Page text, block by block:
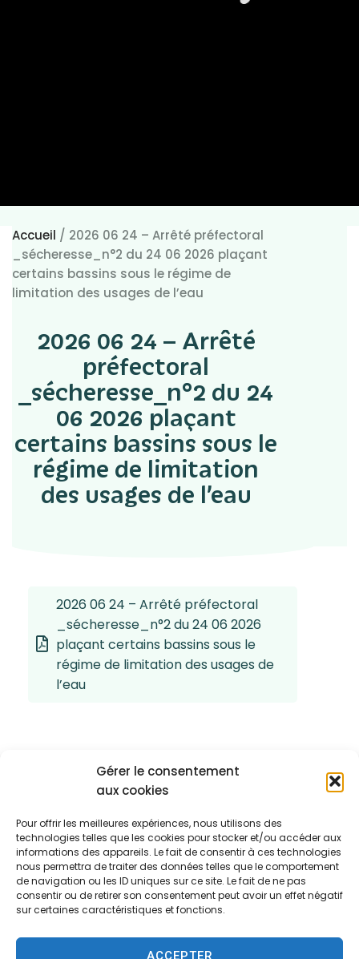
Gérer le consentement
aux cookies
Pour offrir les meilleures expériences, nous utilisons des
technologies telles que les cookies pour stocker et/ou accéder aux
informations des appareils. Le fait de consentir à ces technologies
nous permettra de traiter des données telles que le comportement
de navigation ou les ID uniques sur ce site. Le fait de ne pas
consentir ou de retirer son consentement peut avoir un effet négatif
sur certaines caractéristiques et fonctions.
ACCEPTER
Accueil / 2026 06 24 – Arrêté préfectoral
_sécheresse_n°2 du 24 06 2026 plaçant
certains bassins sous le régime de
limitation des usages de l’eau
2026 06 24 – Arrêté
préfectoral
_sécheresse_n°2 du 24
06 2026 plaçant
certains bassins sous le
régime de limitation
des usages de l’eau
2026 06 24 – Arrêté préfectoral
_sécheresse_n°2 du 24 06 2026
plaçant certains bassins sous le
régime de limitation des usages de
l’eau